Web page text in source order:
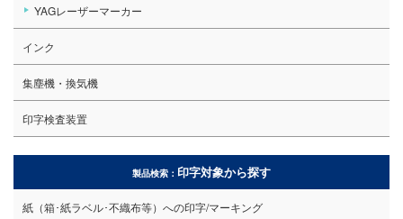
YAGレーザーマーカー
インク
集塵機・換気機
印字検査装置
製品検索： 印字対象から探す
紙（箱･紙ラベル･不織布等）への印字/マーキング